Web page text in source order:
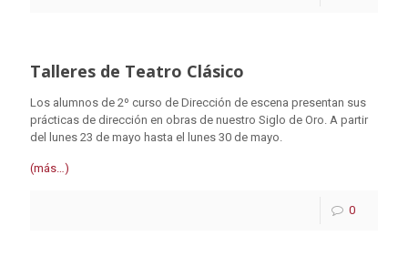
Talleres de Teatro Clásico
Los alumnos de 2º curso de Dirección de escena presentan sus
prácticas de dirección en obras de nuestro Siglo de Oro. A partir
del lunes 23 de mayo hasta el lunes 30 de mayo.
(más…)
0